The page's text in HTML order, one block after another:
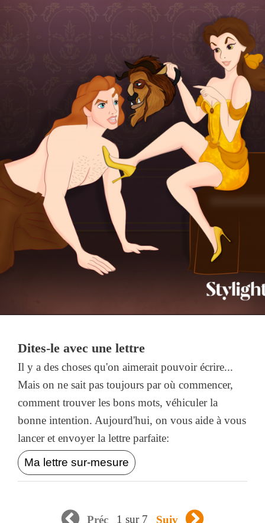
Dites-le avec une lettre
Il y a des choses qu'on aimerait pouvoir écrire...
Mais on ne sait pas toujours par où commencer,
comment trouver les bons mots, véhiculer la
bonne intention. Aujourd'hui, on vous aide à vous
lancer et envoyer la lettre parfaite:
Ma lettre sur-mesure
Préc 1 sur 7 Suiv